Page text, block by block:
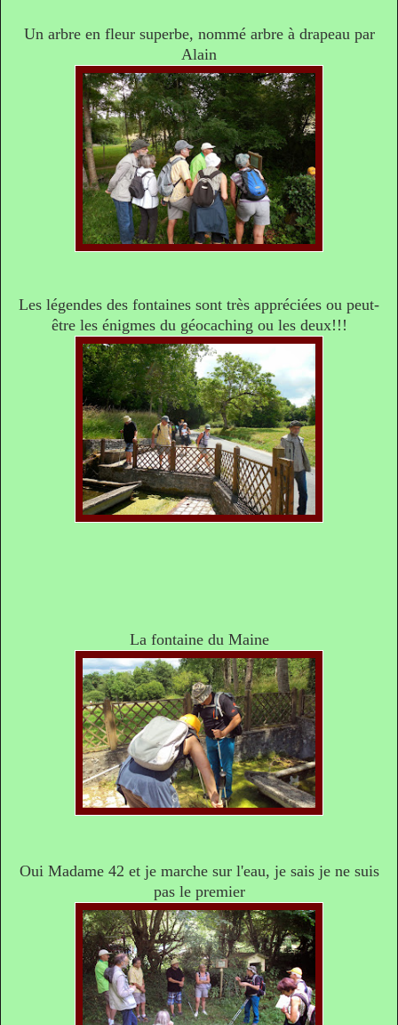
Un arbre en fleur superbe, nommé arbre à drapeau par
Alain
Les légendes des fontaines sont très appréciées ou peut-
être les énigmes du géocaching ou les deux!!!
La fontaine du Maine
Oui Madame 42 et je marche sur l'eau, je sais je ne suis
pas le premier